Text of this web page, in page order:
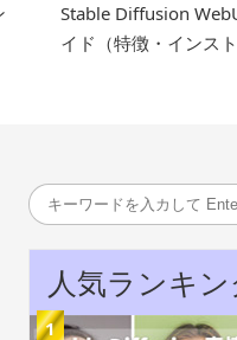
無料のAI似顔絵サイ
で写真から似顔絵を
人気ランキ